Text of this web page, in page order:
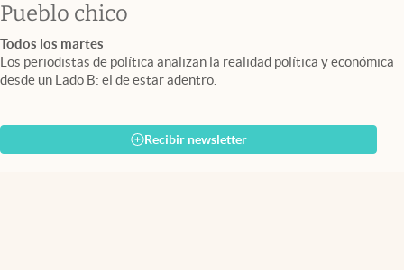
Pueblo chico
Todos los martes
Los periodistas de política analizan la realidad política y económica
desde un Lado B: el de estar adentro.
Recibir newsletter